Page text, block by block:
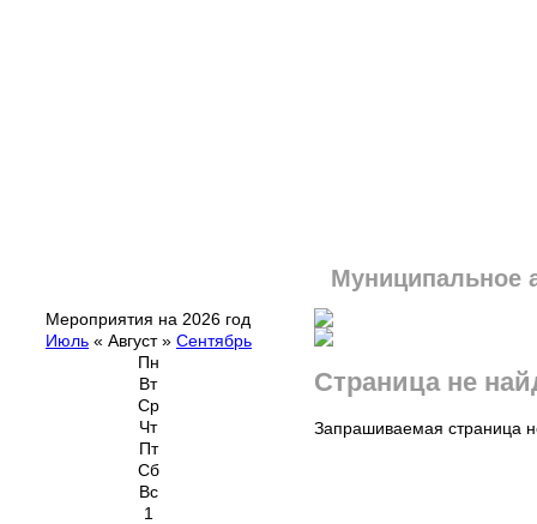
Муниципальное
Мероприятия на 2026 год
Июль « Август» Сентябрь
Пн
Вт
Ср
Чт
Пт
Сб
Вс
1
Страница не
Запрашиваемая страница